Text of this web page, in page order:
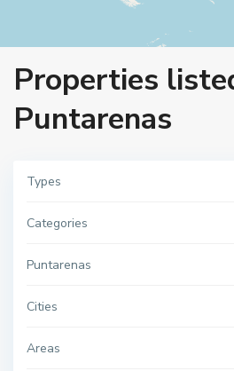
Properties
Puntarenas
Types
Categories
Puntarenas
Cities
Areas